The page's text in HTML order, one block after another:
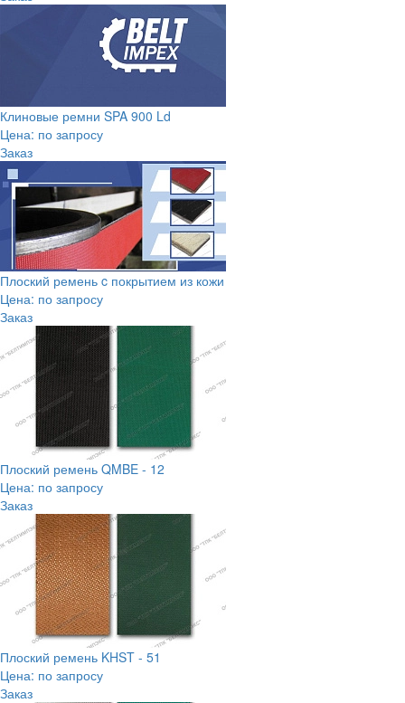
Клиновые ремни SPA 900 Ld
Цена: по запросу
Заказ
Плоский ремень c покрытием из кожи
Цена: по запросу
Заказ
Плоский ремень QMBE - 12
Цена: по запросу
Заказ
Плоский ремень KHST - 51
Цена: по запросу
Заказ